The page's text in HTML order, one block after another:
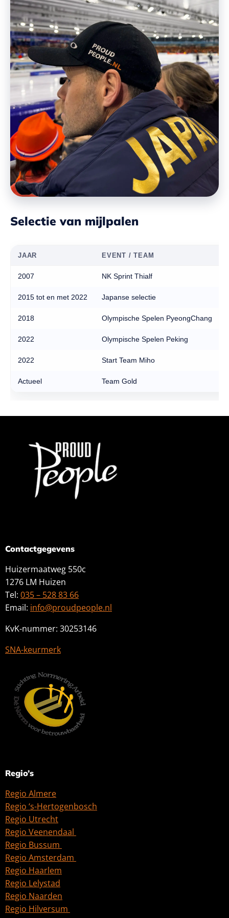
Selectie van mijlpalen
JAAR EVENT / TEAM
2007 NK Sprint Thialf
2015 tot en met 2022 Japanse selectie
2018 Olympische Spelen PyeongChang
2022 Olympische Spelen Peking
2022 Start Team Miho
Actueel Team Gold
Contactgegevens
Huizermaatweg 550c
1276 LM Huizen
Tel: 035 – 528 83 66
Email: info@proudpeople.nl
KvK-nummer: 30253146
SNA-keurmerk
Regio’s
Regio Almere
Regio ‘s-Hertogenbosch
Regio Utrecht
Regio Veenendaal
Regio Bussum
Regio Amsterdam
Regio Haarlem
Regio Lelystad
Regio Naarden
Regio Hilversum